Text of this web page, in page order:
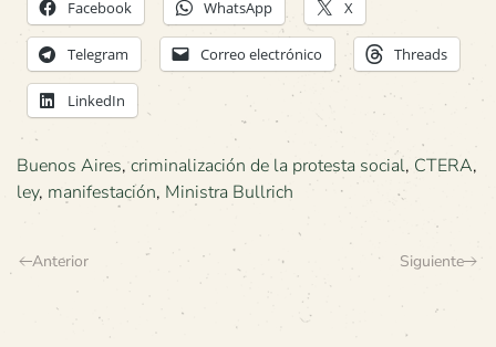
Facebook WhatsApp X
Telegram Correo electrónico Threads
LinkedIn
Buenos Aires,criminalización de la protesta social, CTERA,
ley, manifestación, Ministra Bullrich
Anterior Siguiente